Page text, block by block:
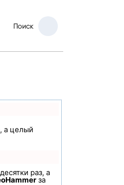
Поиск
а целый
раз, а
за